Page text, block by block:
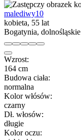
malediwy10
kobieta, 55 lat
Bogatynia, dolnośląskie
Wzrost:
164 cm
Budowa ciała:
normalna
Kolor włósów:
czarny
Dł. włosów:
długie
Kolor oczu: